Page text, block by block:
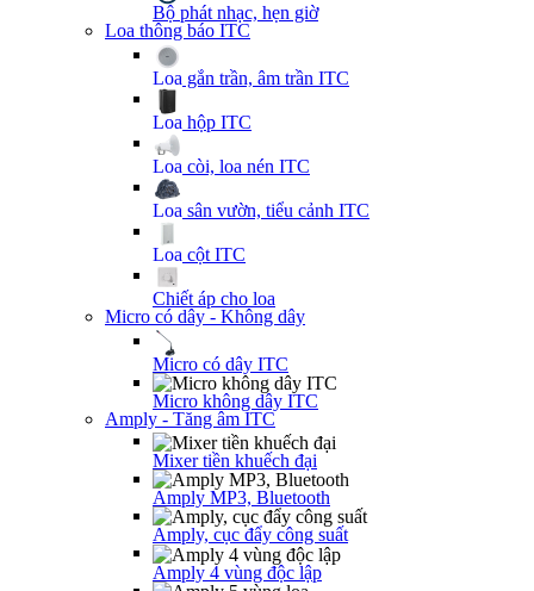
Bộ phát nhạc, hẹn giờ
Loa thông báo ITC
Loa gắn trần, âm trần ITC
Loa hộp ITC
Loa còi, loa nén ITC
Loa sân vườn, tiểu cảnh ITC
Loa cột ITC
Chiết áp cho loa
Micro có dây - Không dây
Micro có dây ITC
Micro không dây ITC
Amply - Tăng âm ITC
Mixer tiền khuếch đại
Amply MP3, Bluetooth
Amply, cục đẩy công suất
Amply 4 vùng độc lập